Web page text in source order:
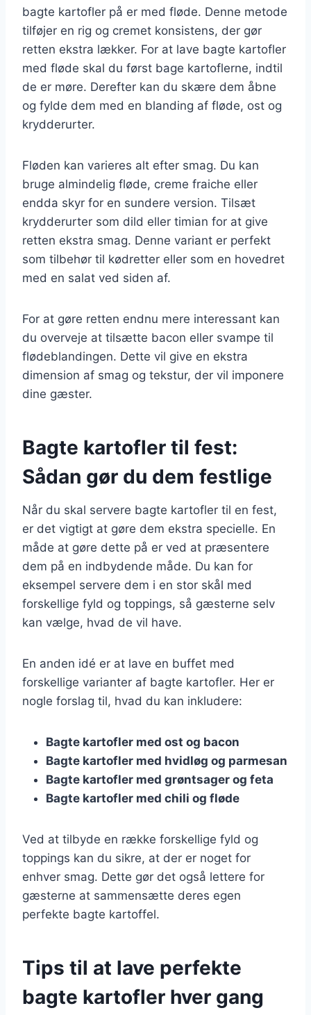
bagte kartofler på er med fløde. Denne metode
tilføjer en rig og cremet konsistens, der gør
retten ekstra lækker. For at lave bagte kartofler
med fløde skal du først bage kartoflerne, indtil
de er møre. Derefter kan du skære dem åbne
og fylde dem med en blanding af fløde, ost og
krydderurter.
Fløden kan varieres alt efter smag. Du kan
bruge almindelig fløde, creme fraiche eller
endda skyr for en sundere version. Tilsæt
krydderurter som dild eller timian for at give
retten ekstra smag. Denne variant er perfekt
som tilbehør til kødretter eller som en hovedret
med en salat ved siden af.
For at gøre retten endnu mere interessant kan
du overveje at tilsætte bacon eller svampe til
flødeblandingen. Dette vil give en ekstra
dimension af smag og tekstur, der vil imponere
dine gæster.
Bagte kartofler til fest:
Sådan gør du dem festlige
Når du skal servere bagte kartofler til en fest,
er det vigtigt at gøre dem ekstra specielle. En
måde at gøre dette på er ved at præsentere
dem på en indbydende måde. Du kan for
eksempel servere dem i en stor skål med
forskellige fyld og toppings, så gæsterne selv
kan vælge, hvad de vil have.
En anden idé er at lave en buffet med
forskellige varianter af bagte kartofler. Her er
nogle forslag til, hvad du kan inkludere:
Bagte kartofler med ost og bacon
Bagte kartofler med hvidløg og parmesan
Bagte kartofler med grøntsager og feta
Bagte kartofler med chili og fløde
Ved at tilbyde en række forskellige fyld og
toppings kan du sikre, at der er noget for
enhver smag. Dette gør det også lettere for
gæsterne at sammensætte deres egen
perfekte bagte kartoffel.
Tips til at lave perfekte
bagte kartofler hver gang